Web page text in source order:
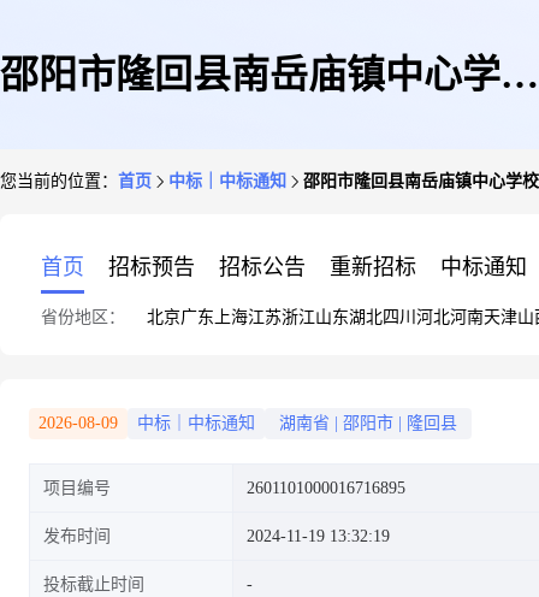
邵阳市隆回县南岳庙镇中心学校
告
您当前的位置： 首页 中标｜中标通知 邵阳市隆回县南岳庙镇中心学
首页 招标预告 招标公告 重新招标 中标通知
省份地区： 北京广东 上海江苏浙江山东湖北四川 河北河南天津山
2026-08-09 中标｜中标通知 湖南省 邵阳市 隆回县
项目编号 2601101000016716895
发布时间 2024-11-19 13:32:19
投标截止时间